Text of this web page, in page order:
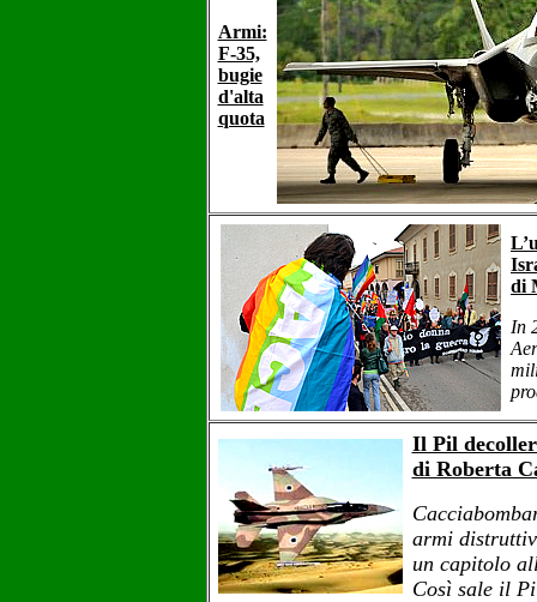
Armi:
F-35,
bugie
d'alta
quota
di
In
Il Pil
di Roberta
armi
un capitolo
Così sale il